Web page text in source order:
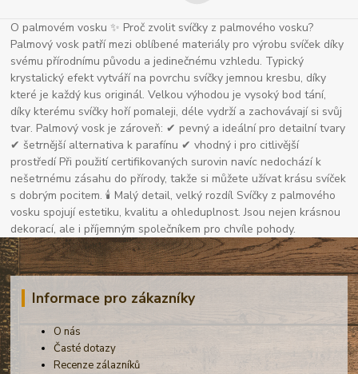
O palmovém vosku ✨ Proč zvolit svíčky z palmového vosku?
Palmový vosk patří mezi oblíbené materiály pro výrobu svíček díky
svému přírodnímu původu a jedinečnému vzhledu. Typický
krystalický efekt vytváří na povrchu svíčky jemnou kresbu, díky
které je každý kus originál. Velkou výhodou je vysoký bod tání,
díky kterému svíčky hoří pomaleji, déle vydrží a zachovávají si svůj
tvar. Palmový vosk je zároveň: ✔ pevný a ideální pro detailní tvary
✔ šetrnější alternativa k parafínu ✔ vhodný i pro citlivější
prostředí Při použití certifikovaných surovin navíc nedochází k
nešetrnému zásahu do přírody, takže si můžete užívat krásu svíček
s dobrým pocitem. 🕯 Malý detail, velký rozdíl Svíčky z palmového
vosku spojují estetiku, kvalitu a ohleduplnost. Jsou nejen krásnou
dekorací, ale i příjemným společníkem pro chvíle pohody.
Informace pro zákazníky
O nás
Časté dotazy
Recenze zálazníků